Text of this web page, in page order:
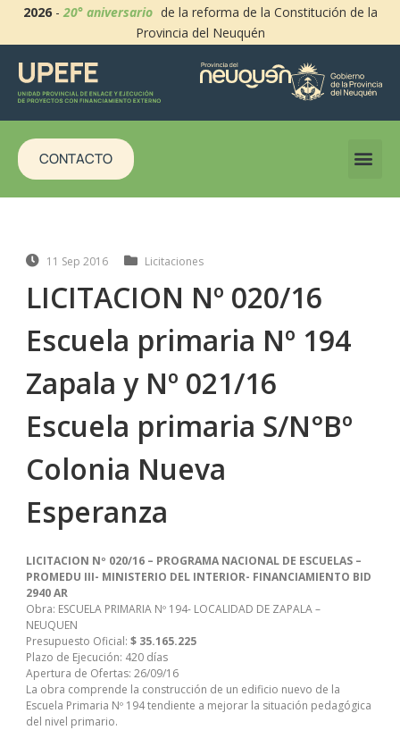
2026-20° aniversario de la reforma de la Constitución de la
Provincia del Neuquén
CONTACTO
11 Sep 2016 Licitaciones
LICITACION Nº 020/16
Escuela primaria Nº 194
Zapala y Nº 021/16
Escuela primaria S/N°Bº
Colonia Nueva
Esperanza
LICITACION Nº 020/16 – PROGRAMA NACIONAL DE ESCUELAS –
PROMEDU III- MINISTERIO DEL INTERIOR- FINANCIAMIENTO BID
2940 AR
Obra: ESCUELA PRIMARIA Nº 194- LOCALIDAD DE ZAPALA –
NEUQUEN
Presupuesto Oficial: $ 35.165.225
Plazo de Ejecución: 420 días
Apertura de Ofertas: 26/09/16
La obra comprende la construcción de un edificio nuevo de la
Escuela Primaria Nº 194 tendiente a mejorar la situación pedagógica
del nivel primario.